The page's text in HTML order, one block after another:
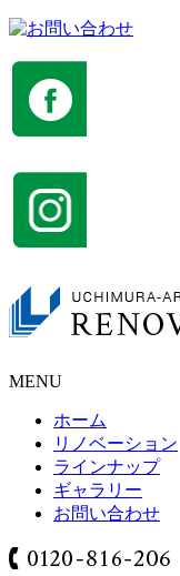
MENU
ホーム
リノベーション
ラインナップ
ギャラリー
お問い合わせ